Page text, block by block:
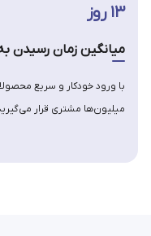
۱۳ روز
میانگین زمان رسیدن
با ورود خودکار و سریع
میلیون‌ها مشتری قرار